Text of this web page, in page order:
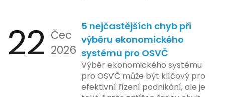
22 Čec
2026
5 nejčastějších chyb při
výběru ekonomického
systému pro OSVČ
Výběr ekonomického systému
pro OSVČ může být klíčový pro
efektivní řízení podnikání, ale je